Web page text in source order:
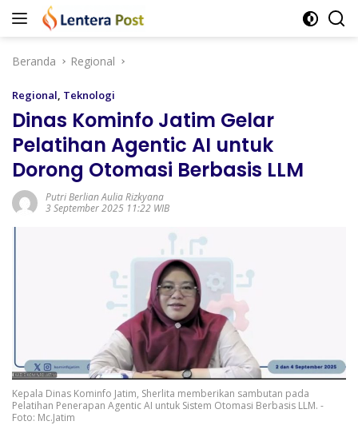
Langsung
Beranda
Regional
Regional, Teknologi
Dinas Kominfo Jatim Gelar
Pelatihan Agentic AI untuk
Dorong Otomasi Berbasis LLM
Putri Berlian Aulia Rizkyana
3 September 2025 11:22 WIB
Kepala Dinas Kominfo Jatim, Sherlita memberikan sambutan pada
Pelatihan Penerapan Agentic AI untuk Sistem Otomasi Berbasis LLM. -
Foto: Mc.Jatim